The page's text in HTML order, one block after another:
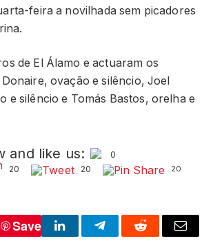
feira a novilhada sem picadores
de El Álamo e actuaram os
ovação e silêncio, Joel
e silêncio e Tomás Bastos, orelha e
and like us:
0
20
20 20
Save
LinkedInTelegramReddit Email